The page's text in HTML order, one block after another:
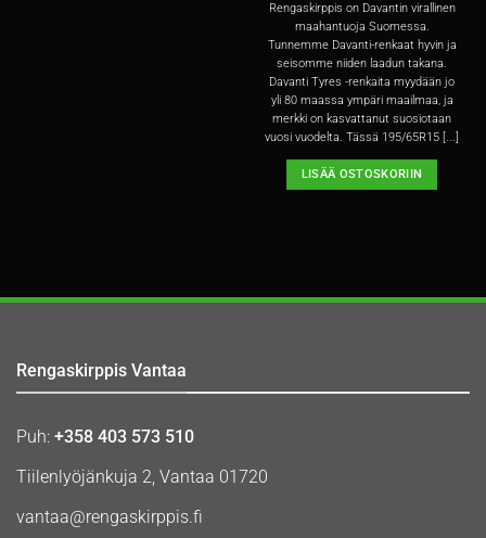
Rengaskirppis on Davantin virallinen
maahantuoja Suomessa.
Tunnemme Davanti-renkaat hyvin ja
seisomme niiden laadun takana.
Davanti Tyres -renkaita myydään jo
yli 80 maassa ympäri maailmaa, ja
merkki on kasvattanut suosiotaan
vuosi vuodelta. Tässä 195/65R15 [...]
LISÄÄ OSTOSKORIIN
Rengaskirppis Vantaa
Puh: +358 403 573 510
Tiilenlyöjänkuja 2, Vantaa 01720
vantaa@rengaskirppis.fi